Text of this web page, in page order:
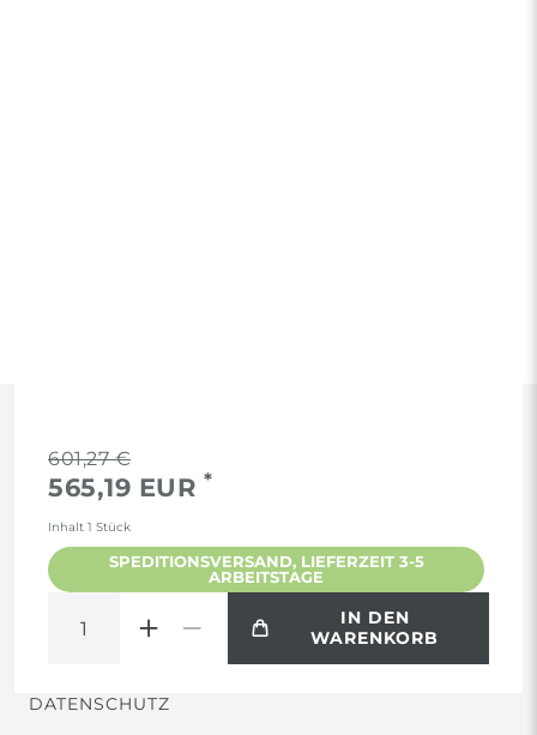
601,27 €
565,19 EUR *
Inhalt 1 Stück
SPEDITIONSVERSAND, LIEFERZEIT 3-5
ARBEITSTAGE
IN DEN
WARENKORB
RECHTLICHES
AGB
WIDERRUF
VERTRAG WIDERRUFEN
DATENSCHUTZ